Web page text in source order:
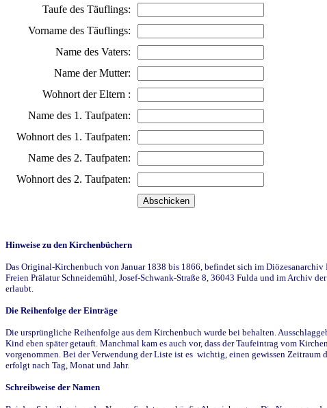
Taufe des Täuflings:
Vorname des Täuflings:
Name des Vaters:
Name der Mutter:
Wohnort der Eltern :
Name des 1. Taufpaten:
Wohnort des 1. Taufpaten:
Name des 2. Taufpaten:
Wohnort des 2. Taufpaten:
Hinweise zu den Kirchenbüchern
Das Original-Kirchenbuch von Januar 1838 bis 1866, befindet sich im
Freien Prälatur Schneidemühl, Josef-Schwank-Straße 8, 36043 Fulda und im Archiv
erlaubt.
Die Reihenfolge der Einträge
Die ursprüngliche Reihenfolge aus dem Kirchenbuch wurde bei behalten.
Kind eben später getauft. Manchmal kam es auch vor, dass der Taufeintrag vom
vorgenommen. Bei der Verwendung der Liste ist es wichtig, einen gewissen
erfolgt nach Tag, Monat und Jahr.
Schreibweise der Namen